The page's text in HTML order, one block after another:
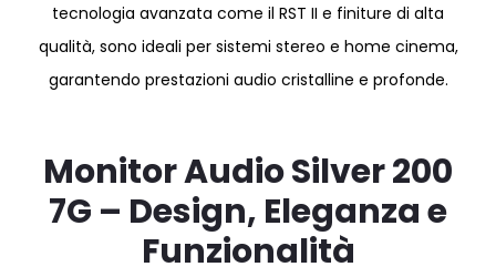
tecnologia avanzata come il RST II e finiture di alta
qualità, sono ideali per sistemi stereo e home cinema,
garantendo prestazioni audio cristalline e profonde.
Monitor Audio Silver 200
7G – Design, Eleganza e
Funzionalità